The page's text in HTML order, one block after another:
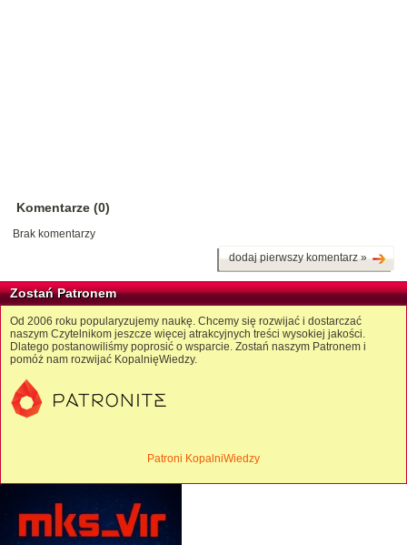
Komentarze (0)
Brak komentarzy
dodaj pierwszy komentarz »
Zostań Patronem
Od 2006 roku popularyzujemy naukę. Chcemy się rozwijać i dostarczać
naszym Czytelnikom jeszcze więcej atrakcyjnych treści wysokiej jakości.
Dlatego postanowiliśmy poprosić o wsparcie. Zostań naszym Patronem i
pomóż nam rozwijać KopalnięWiedzy.
Patroni KopalniWiedzy